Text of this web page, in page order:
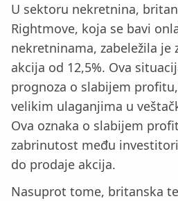
U sektoru nekretnina,
Rightmove, koja se bavi
nekretninama, zabeležila je
akcija od 12,5%. Ova
prognoza o slabijem
velikim ulaganjima u
Ova oznaka o slabijem
zabrinutost među
do prodaje akcija.
Nasuprot tome, britanska